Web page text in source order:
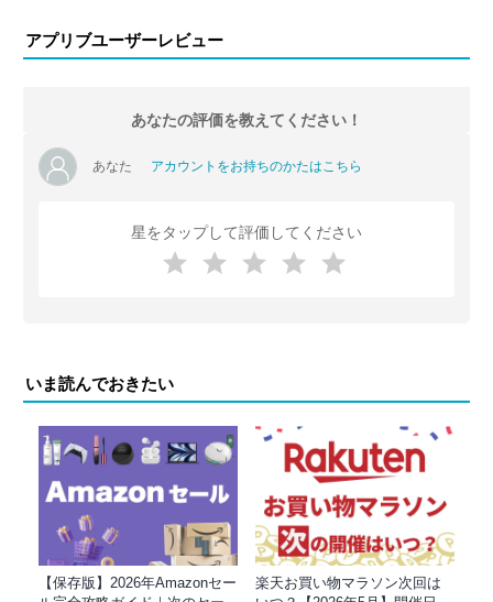
アプリブユーザーレビュー
あなたの評価を教えてください！
あなた アカウントをお持ちのかたはこちら
星をタップして評価してください
いま読んでおきたい
【保存版】2026年Amazonセー
楽天お買い物マラソン次回は